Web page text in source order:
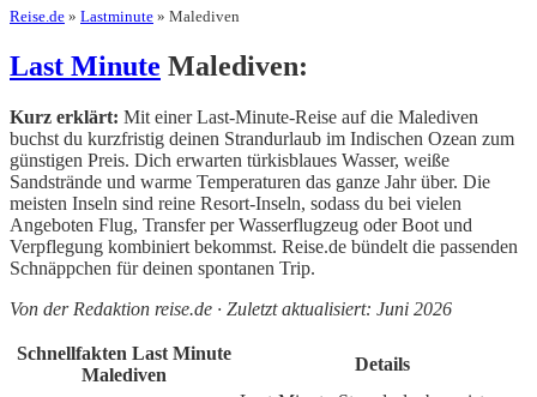
Reise.de » Lastminute » Malediven
Last Minute Malediven:
Kurz erklärt: Mit einer Last-Minute-Reise auf die Malediven
buchst du kurzfristig deinen Strandurlaub im Indischen Ozean zum
günstigen Preis. Dich erwarten türkisblaues Wasser, weiße
Sandstrände und warme Temperaturen das ganze Jahr über. Die
meisten Inseln sind reine Resort-Inseln, sodass du bei vielen
Angeboten Flug, Transfer per Wasserflugzeug oder Boot und
Verpflegung kombiniert bekommst. Reise.de bündelt die passenden
Schnäppchen für deinen spontanen Trip.
Von der Redaktion reise.de · Zuletzt aktualisiert: Juni 2026
Schnellfakten Last Minute
Malediven
Details